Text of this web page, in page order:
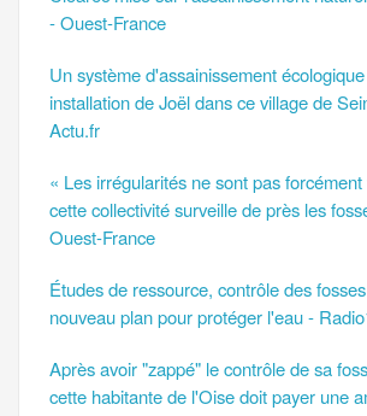
- Ouest-France
Un système d'assainissement
installation de Joël dans ce village de
Actu.fr
« Les irrégularités ne sont pas
cette collectivité surveille de près les
Ouest-France
Études de ressource, contrôle des
nouveau plan pour protéger l'eau -
Après avoir "zappé" le contrôle de sa
cette habitante de l'Oise doit payer une